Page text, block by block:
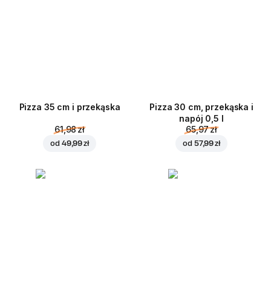
Pizza 35 cm i przekąska
61,98 zł
od 49,99 zł
Pizza 30 cm, przekąska i
napój 0,5 l
65,97 zł
od 57,99 zł